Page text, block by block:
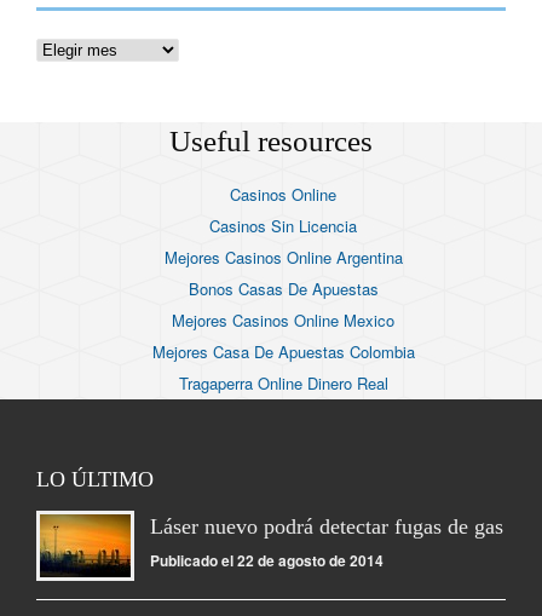
Useful resources
Casinos Online
Casinos Sin Licencia
Mejores Casinos Online Argentina
Bonos Casas De Apuestas
Mejores Casinos Online Mexico
Mejores Casa De Apuestas Colombia
Tragaperra Online Dinero Real
LO ÚLTIMO
Láser nuevo podrá detectar fugas de gas
Publicado el 22 de agosto de 2014